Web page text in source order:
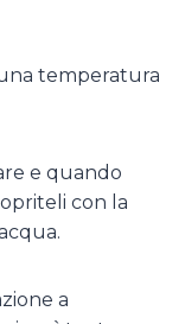
temperatura
e quando
con la
a